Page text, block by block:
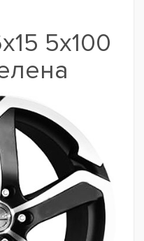
5x100